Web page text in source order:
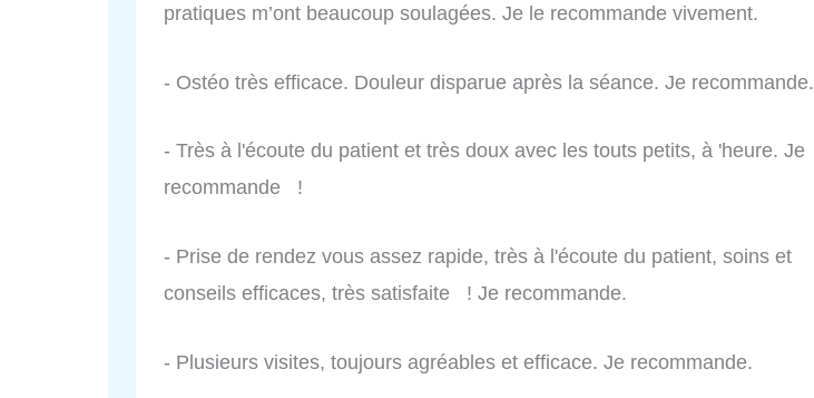
pratiques m’ont beaucoup soulagées. Je le recommande vivement.
- Ostéo très efficace. Douleur disparue après la séance. Je recommande.
- Très à l'écoute du patient et très doux avec les touts petits, à 'heure. Je
recommande !
- Prise de rendez vous assez rapide, très à l'écoute du patient, soins et
conseils efficaces, très satisfaite ! Je recommande.
- Plusieurs visites, toujours agréables et efficace. Je recommande.